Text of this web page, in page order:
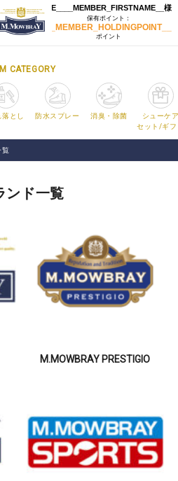
CATEGORY
落とし 防水スプレー 消臭・除菌
シューケ
セット/ギフ
覧
ンド一覧
M.MOWBRAY PRESTIGIO